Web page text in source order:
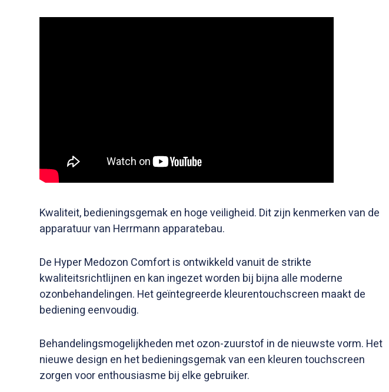
Kwaliteit, bedieningsgemak en hoge veiligheid. Dit zijn kenmerken van de
apparatuur van Herrmann apparatebau.
De Hyper Medozon Comfort is ontwikkeld vanuit de strikte
kwaliteitsrichtlijnen en kan ingezet worden bij bijna alle moderne
ozonbehandelingen. Het geïntegreerde kleurentouchscreen maakt de
bediening eenvoudig.
Behandelingsmogelijkheden met ozon-zuurstof in de nieuwste vorm. Het
nieuwe design en het bedieningsgemak van een kleuren touchscreen
zorgen voor enthousiasme bij elke gebruiker.